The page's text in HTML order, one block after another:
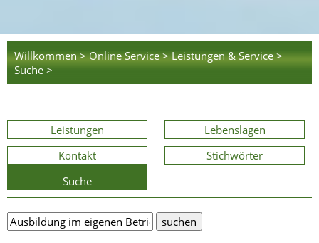
Willkommen > Online Service > Leistungen & Service >
Suche >
Leistungen
Lebenslagen
Kontakt
Stichwörter
Suche